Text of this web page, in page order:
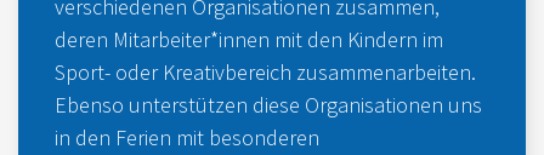
verschiedenen Organisationen zusammen,
deren Mitarbeiter*innen mit den Kindern im
Sport- oder Kreativbereich zusammenarbeiten.
Ebenso unterstützen diese Organisationen uns
in den Ferien mit besonderen